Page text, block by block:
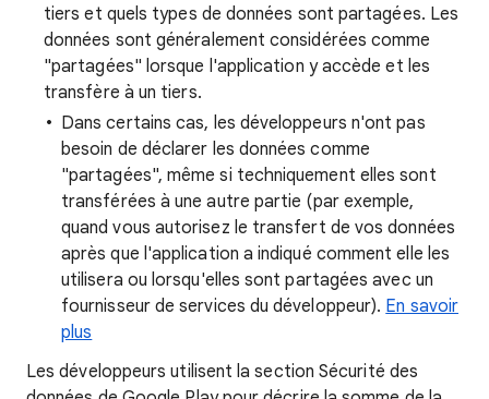
tiers et quels types de données sont partagées. Les
données sont généralement considérées comme
"partagées" lorsque l'application y accède et les
transfère à un tiers.
Dans certains cas, les développeurs n'ont pas
besoin de déclarer les données comme
"partagées", même si techniquement elles sont
transférées à une autre partie (par exemple,
quand vous autorisez le transfert de vos données
après que l'application a indiqué comment elle les
utilisera ou lorsqu'elles sont partagées avec un
fournisseur de services du développeur). En savoir
plus
Les développeurs utilisent la section Sécurité des